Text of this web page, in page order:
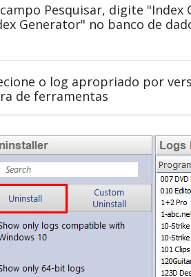
Pesquisar, digite
Generator" no banco de
o log apropriado por
de ferramentas